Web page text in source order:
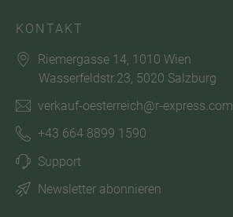
KONTAKT
Riemergasse 14, 1010 Wien
Wasserfeldstr.23, 5020 Salzburg
verkauf-oesterreich@r-express.com
+43 664 8899 1590
Support
Newsletter abonnieren